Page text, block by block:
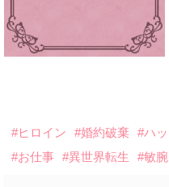
#ヒロイン #婚約破棄 #ハ
#お仕事
#異世界転生 #敏腕